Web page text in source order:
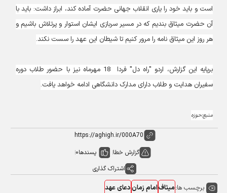
است و باید خود را یاری انقلاب جهانی حضرت آماده کند، ابراز داشت: باید با
آن حضرت میثاق بندیم که در مسیر سربازی ایشان استوار و پرتلاش باشیم و
هر روز این میثاق نامه را مرور کنیم تا شیطان این عهد را سست نکند.
برپایه این گزارش، اردو "راه دل" فردا 18 مهرماه نیز با حضور طلاب دوره
سفیران هدایت و طلاب دارای مدارک دانشگاهی ادامه خواهد یافت.
منبع:حوزه
گزارش خطا پسندها0
اشتراک گذاری
برچسب ها:میثافامام زماندعای عهد